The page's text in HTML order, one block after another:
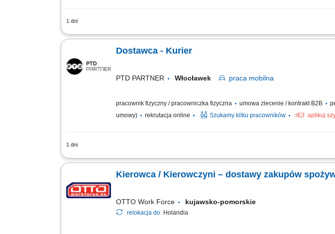
1 dni
Zakres obowiązków Odbieranie i dostarczanie posiłków/zakupów;
Dostawca - Kurier
PTD PARTNER Włocławek praca mobilna
pracownik fizyczny / pracowniczka fizyczna umowa zlecenie / kontrakt B2B
umowy)
rekrutacja online Szukamy kilku pracowników aplikuj
1 dni
Zakres obowiązków Odbieranie i dostarczanie posiłków/zakupów;
Kierowca / Kierowczyni – dostawy zakupów
OTTO Work Force kujawsko-pomorskie
relokacja do: Holandia